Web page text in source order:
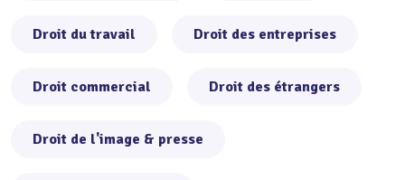
Droit du travail Droit des entreprises
Droit commercial Droit des étrangers
Droit de l'image & presse